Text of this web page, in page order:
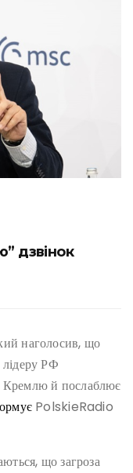
дзвінок
наголосив, що
РФ
Кремлю й послаблює
PolskieRadio
що загроза